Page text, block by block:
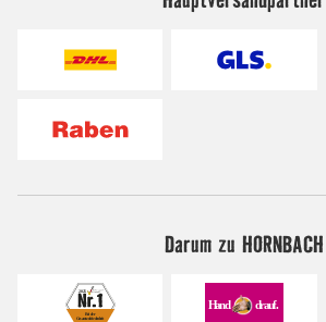
Darum zu HORNBACH